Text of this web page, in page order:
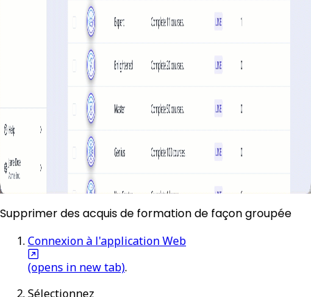
Supprimer des acquis de formation de façon groupée
Connexion à l'application Web
(opens in new tab).
Sélectionnez